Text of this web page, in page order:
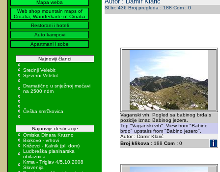
Mapa weba
Web shop mountain maps of
Croatia, Wanderkarte of Croatia
Restorani i hoteli
Auto kampovi
Apartmani i sobe
Najnoviji članci
Srednji Velebit
Sjeverni Velebit
Dramatično u snježnoj mećavi
na 2500 ndm
Češka smrčkovica
Najnovije destinacije
Omiska Dinara Kruzno
Biokovo - vrhovi
Križevci - Kalnik (pl. dom)
Ludbreška planinarska
obilaznica
Krma - Triglav 4/5.10.2008
Slovenija
Sl.br: 436 Broj pregleda : 188 Com : 0
Vaganski vrh. Pogled sa babinog brda s
pozicije iznad Babinog jezera.
Top "Vaganski vrh". View from "Babino
brdo" upstairs from "Babino jezero".
Autor : Damir Klarić
Broj klikova :188 Com :0